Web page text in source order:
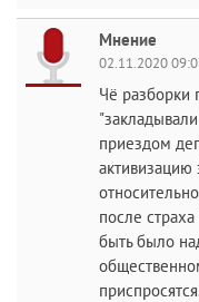
Мнение
02.11.2020
Чё разборки
приездом
активизацию
после
быть было